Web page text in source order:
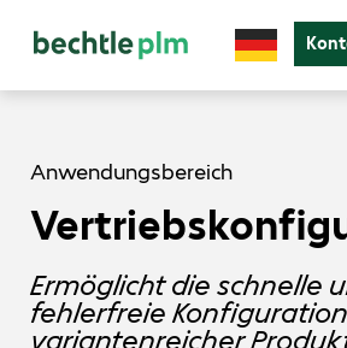
Anwendungsbereich
Ermöglicht die schnelle
fehlerfreie Konfiguration
variantenreicher